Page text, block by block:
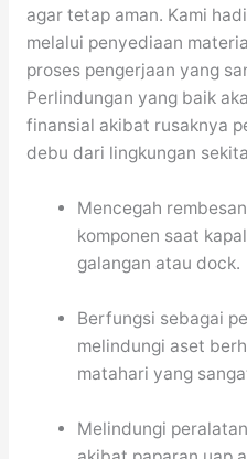
agar tetap aman. Kami
melalui penyediaan
proses pengerjaan yang
Perlindungan yang baik
finansial akibat rusaknya
debu dari lingkungan
Mencegah
komponen saat
galangan atau dock.
Berfungsi sebagai
melindungi aset
matahari yang
Melindungi